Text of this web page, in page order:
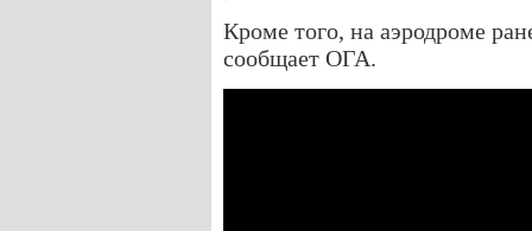
Кроме того, на аэродроме
сообщает ОГА.